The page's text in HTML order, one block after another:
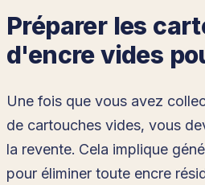
Préparer les
d'encre vides
Une fois que vous avez
de cartouches vides, vous
la revente. Cela implique
pour éliminer toute encre